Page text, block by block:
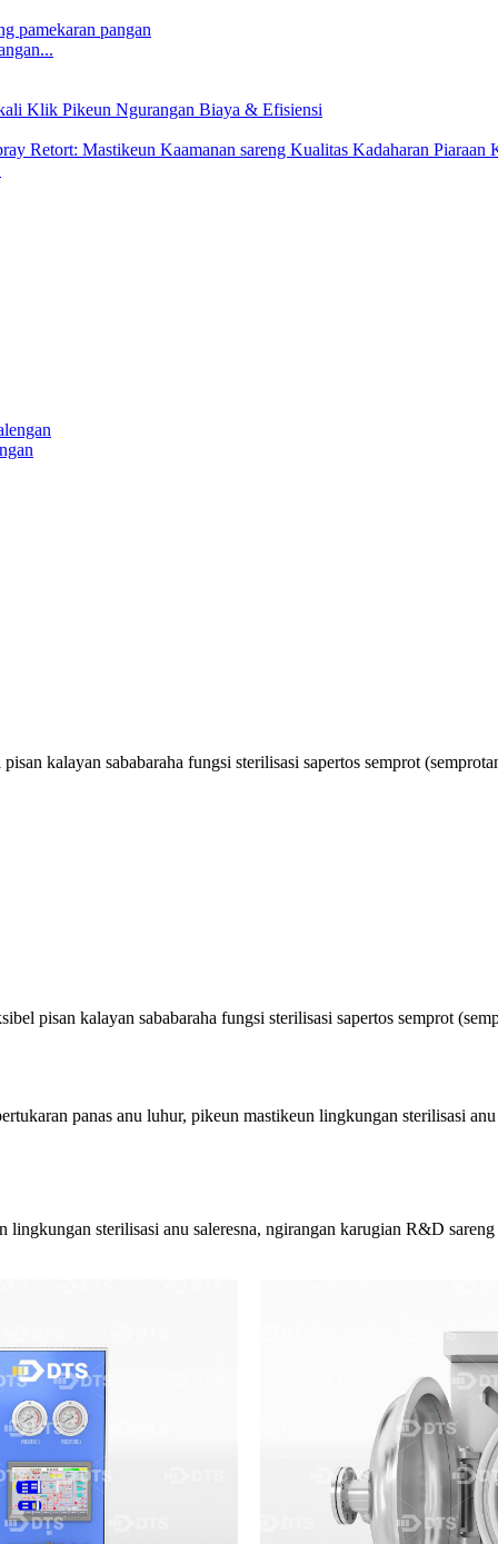
kalayan sababaraha fungsi sterilisasi sapertos semprot
pisan kalayan sababaraha fungsi sterilisasi sapertos semprot
panas anu luhur, pikeun mastikeun lingkungan sterilisasi
sterilisasi anu saleresna, ngirangan karugian R&D